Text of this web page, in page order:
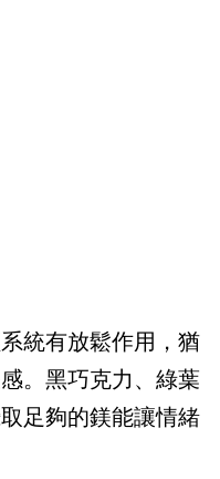
統有放鬆作用，猶
。黑巧克力、綠葉
足夠的鎂能讓情緒